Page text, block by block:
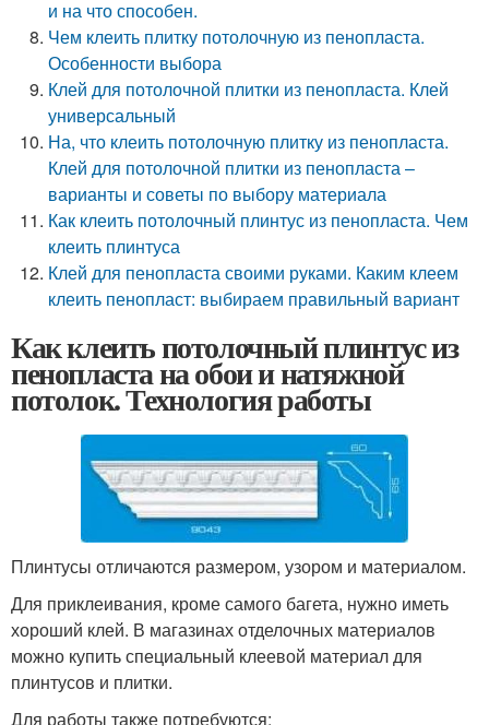
и на что способен.
Чем клеить плитку потолочную из пенопласта.
Особенности выбора
Клей для потолочной плитки из пенопласта. Клей
универсальный
На, что клеить потолочную плитку из пенопласта.
Клей для потолочной плитки из пенопласта –
варианты и советы по выбору материала
Как клеить потолочный плинтус из пенопласта. Чем
клеить плинтуса
Клей для пенопласта своими руками. Каким клеем
клеить пенопласт: выбираем правильный вариант
Как клеить потолочный плинтус из
пенопласта на обои и натяжной
потолок. Технология работы
Плинтусы отличаются размером, узором и материалом.
Для приклеивания, кроме самого багета, нужно иметь
хороший клей. В магазинах отделочных материалов
можно купить специальный клеевой материал для
плинтусов и плитки.
Для работы также потребуются: